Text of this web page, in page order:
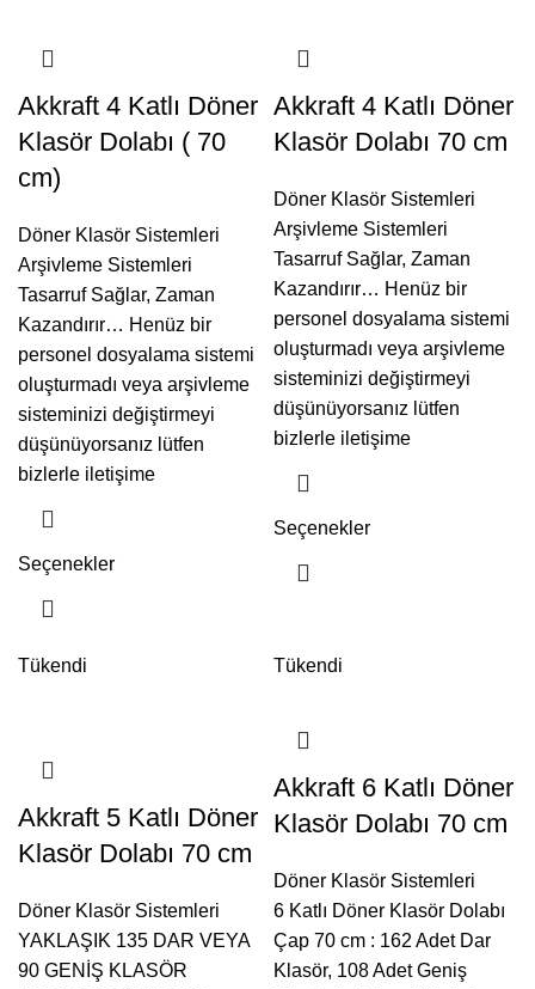
Akkraft 4 Katlı Döner
Klasör Dolabı ( 70
cm)
Döner Klasör Sistemleri
Arşivleme Sistemleri
Tasarruf Sağlar, Zaman
Kazandırır… Henüz bir
personel dosyalama sistemi
oluşturmadı veya arşivleme
sisteminizi değiştirmeyi
düşünüyorsanız lütfen
bizlerle iletişime
Seçenekler
Akkraft 4 Katlı Döner
Klasör Dolabı 70 cm
Döner Klasör Sistemleri
Arşivleme Sistemleri
Tasarruf Sağlar, Zaman
Kazandırır… Henüz bir
personel dosyalama sistemi
oluşturmadı veya arşivleme
sisteminizi değiştirmeyi
düşünüyorsanız lütfen
bizlerle iletişime
Seçenekler
Tükendi
Akkraft 5 Katlı Döner
Klasör Dolabı 70 cm
Döner Klasör Sistemleri
YAKLAŞIK 135 DAR VEYA
90 GENİŞ KLASÖR
Tükendi
Akkraft 6 Katlı Döner
Klasör Dolabı 70 cm
Döner Klasör Sistemleri
6 Katlı Döner Klasör Dolabı
Çap 70 cm : 162 Adet Dar
Klasör, 108 Adet Geniş